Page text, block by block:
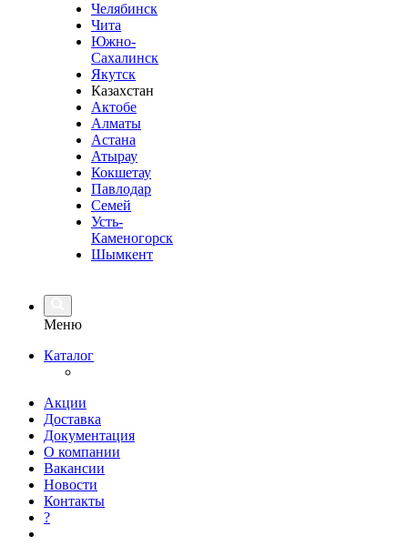
Челябинск
Чита
Южно-
Сахалинск
Якутск
Казахстан
Актобе
Алматы
Астана
Атырау
Кокшетау
Павлодар
Семей
Усть-
Каменогорск
Шымкент
Меню
Каталог
Акции
Доставка
Документация
О компании
Вакансии
Новости
Контакты
?